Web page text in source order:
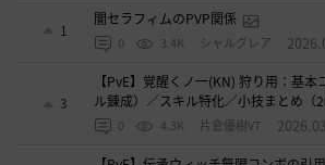
1
闇セラフィムのPVP関係
0 3.4K シャルグレア
3
【PvE】覚醒くノ一(KN) 狩り用：基
ル錬成）／スキル特化／小技まとめ（
0 4.3K 片倉優樹VT